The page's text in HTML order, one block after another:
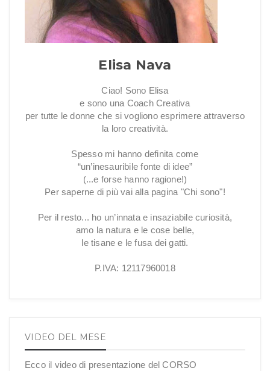
Elisa Nava
Ciao! Sono Elisa
e sono una Coach Creativa
per tutte le donne che si vogliono esprimere attraverso
la loro creatività.
Spesso mi hanno definita come
“un’inesauribile fonte di idee”
(...e forse hanno ragione!)
Per saperne di più vai alla pagina "Chi sono"!
Per il resto... ho un’innata e insaziabile curiosità,
amo la natura e le cose belle,
le tisane e le fusa dei gatti.
P.IVA: 12117960018
VIDEO DEL MESE
Ecco il video di presentazione del CORSO